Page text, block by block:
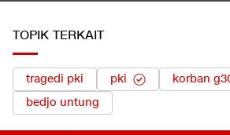
TOPIK TERKAIT
tragedi pki pki korban
bedjo untung